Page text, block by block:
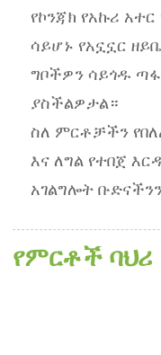
የኮንጃክ የአኩሪ
ሳይሆኑ የአኗኗር
ግቦችዎን ሳይጎዱ
ያስችልዎታል።
ስለ ምርቶቻችን
እና ለግል የተበጀ
አገልግሎት
የምርቶች ባህሪ